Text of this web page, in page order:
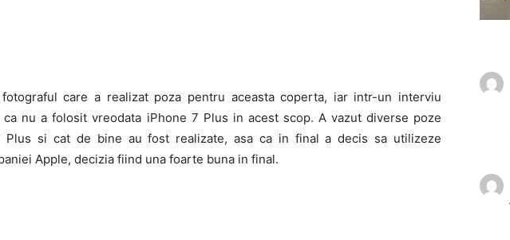
care a realizat poza pentru aceasta coperta, iar intr-un interviu
nu a folosit vreodata iPhone 7 Plus in acest scop. A vazut diverse poze
Plus si cat de bine au fost realizate, asa ca in final a decis sa utilizeze
Apple, decizia fiind una foarte buna in final.